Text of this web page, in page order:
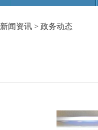
新闻资讯 > 政务动态